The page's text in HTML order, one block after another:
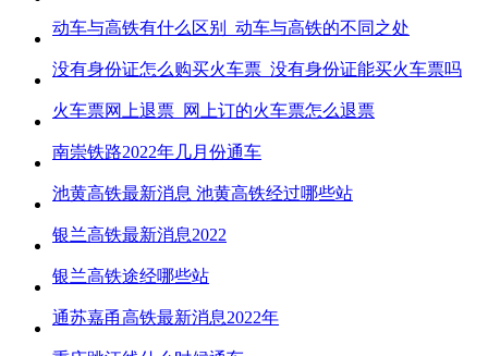
动车与高铁有什么区别_动车与高铁的不同之处
没有身份证怎么购买火车票_没有身份证能买火车票吗
火车票网上退票_网上订的火车票怎么退票
南崇铁路2022年几月份通车
池黄高铁最新消息 池黄高铁经过哪些站
银兰高铁最新消息2022
银兰高铁途经哪些站
通苏嘉甬高铁最新消息2022年